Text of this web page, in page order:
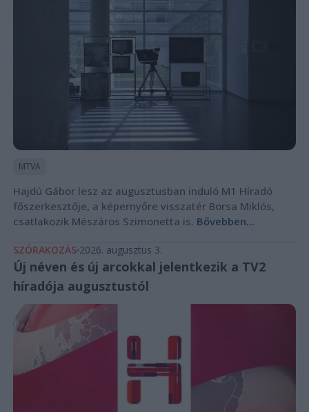
MTVA
Hajdú Gábor lesz az augusztusban induló M1 Híradó
főszerkesztője, a képernyőre visszatér Borsa Miklós,
csatlakozik Mészáros Szimonetta is. Bővebben...
SZÓRAKOZÁS 2026. augusztus 3.
Új néven és új arcokkal jelentkezik a TV2
híradója augusztustól